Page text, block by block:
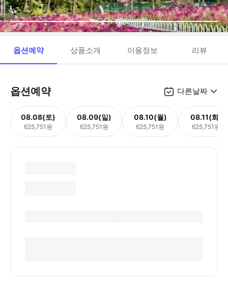
옵션예약 상품소개 이용정보 리뷰
옵션예약 다른날짜
08.08(토)
625,751원
08.09(일)
625,751원
08.10(월)
625,751원
08.11(화)
625,751원